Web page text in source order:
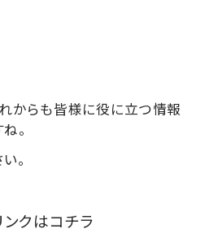
からも皆様に役に立つ情報
。
。
クはコチラ